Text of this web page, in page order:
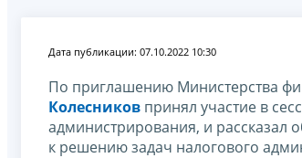
Дата публикации: 07.10.2022 10:30
По приглашению Министерства
Колесников принял участие в
администрирования, и
к решению задач налогового